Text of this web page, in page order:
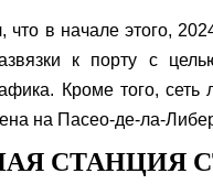
в начале этого,
к порту с
Кроме того,
на Пасео-де-ла-
СТАНЦИЯ